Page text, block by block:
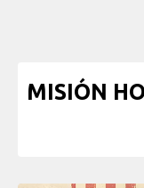
MISIÓN